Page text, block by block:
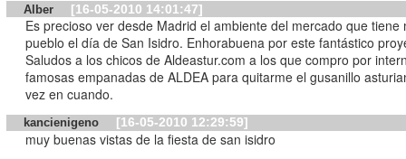
Alber [16-05-2010 14:01:47]
Es precioso ver desde Madrid el ambiente del mercado que tiene
pueblo el día de San Isidro. Enhorabuena por este fantástico
Saludos a los chicos de Aldeastur.com a los que compro por
famosas empanadas de ALDEA para quitarme el gusanillo
vez en cuando.
kancienigeno [16-05-2010 12:29:59]
muy buenas vistas de la fiesta de san isidro